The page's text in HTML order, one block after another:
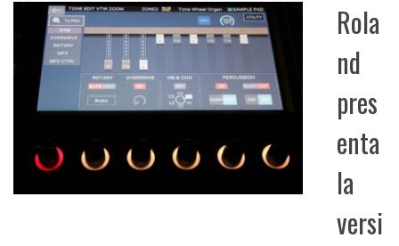
Rola
nd
pres
enta
la
versi